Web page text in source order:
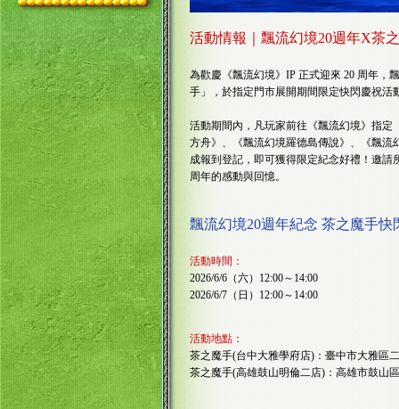
活動情報｜飄流幻境20週年X茶
為歡慶《飄流幻境》IP 正式迎來 20 周年，
手」，於指定門市展開期間限定快閃慶祝活
活動期間內，凡玩家前往《飄流幻境》指定
方舟》、《飄流幻境羅德島傳說》、《飄流
成報到登記，即可獲得限定紀念好禮！邀
周年的感動與回憶。
飄流幻境20週年紀念 茶之魔手快
活動時間：
2026/6/6（六）12:00～14:00
2026/6/7（日）12:00～14:00
活動地點：
茶之魔手(台中大雅學府店)：臺中市大雅區
茶之魔手(高雄鼓山明倫二店)：高雄市鼓山